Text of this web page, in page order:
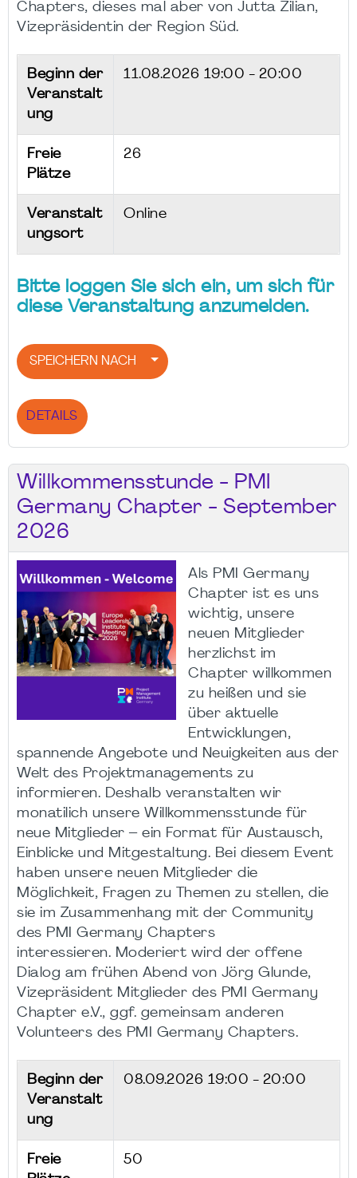
Chapters, dieses mal aber von Jutta Zilian,
Vizepräsidentin der Region Süd.
Beginn der
Veranstalt
ung
11.08.2026 19:00 - 20:00
Freie
Plätze
26
Veranstalt
ungsort
Online
Bitte loggen Sie sich ein, um sich für
diese Veranstaltung anzumelden.
SPEICHERN NACH
DETAILS
Willkommensstunde - PMI
Germany Chapter - September
2026
Als PMI Germany
Chapter ist es uns
wichtig, unsere
neuen Mitglieder
herzlichst im
Chapter willkommen
zu heißen und sie
über aktuelle
Entwicklungen,
spannende Angebote und Neuigkeiten aus der
Welt des Projektmanagements zu
informieren. Deshalb veranstalten wir
monatilich unsere Willkommensstunde für
neue Mitglieder – ein Format für Austausch,
Einblicke und Mitgestaltung. Bei diesem Event
haben unsere neuen Mitglieder die
Möglichkeit, Fragen zu Themen zu stellen, die
sie im Zusammenhang mit der Community
des PMI Germany Chapters
interessieren. Moderiert wird der offene
Dialog am frühen Abend von Jörg Glunde,
Vizepräsident Mitglieder des PMI Germany
Chapter e.V., ggf. gemeinsam anderen
Volunteers des PMI Germany Chapters.
Beginn der
Veranstalt
ung
08.09.2026 19:00 - 20:00
Freie
50